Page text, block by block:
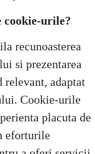
cookie-urile?
recunoasterea
si prezentarea
adaptat
Cookie-urile
placuta de
eforturile